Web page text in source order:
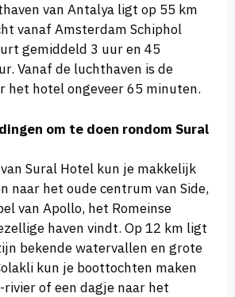
van Antalya ligt op 55 km
vanaf Amsterdam Schiphol
gemiddeld 3 uur en 45
Vanaf de luchthaven is de
het hotel ongeveer 65 minuten.
om te doen rondom Sural
Sural Hotel kun je makkelijk
naar het oude centrum van Side,
van Apollo, het Romeinse
haven vindt. Op 12 km ligt
bekende watervallen en grote
kun je boottochten maken
rivier of een dagje naar het